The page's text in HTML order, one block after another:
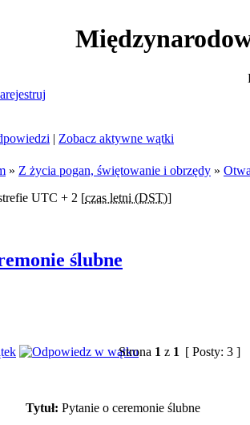
| Zobacz aktywne wątki
» Z życia pogan, świętowanie i obrzędy »
UTC + 2 [czas letni (DST)]
ślubne
Strona 1 z 1 [ Posty: 3 ]
Tytuł: Pytanie o ceremonie ślubne